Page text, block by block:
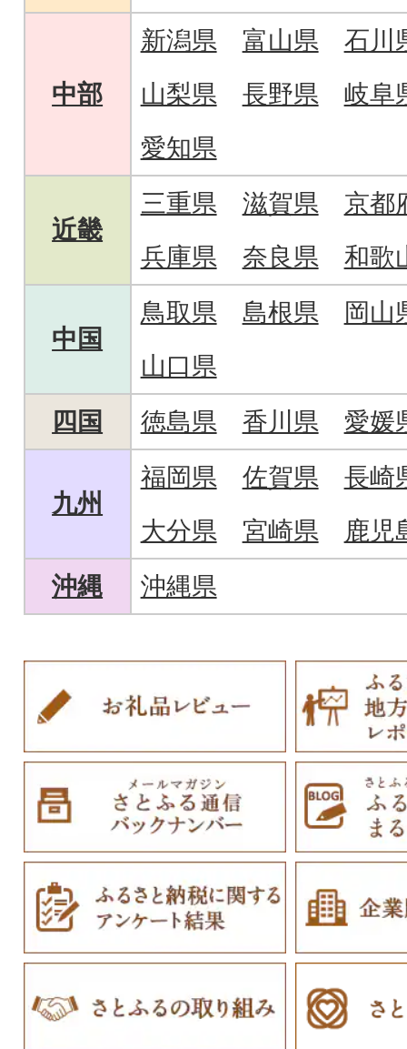
中部
新潟県 富山県
石川
山梨県
長野県
岐阜
愛知県
近畿
三重県 滋賀県
京都
兵庫県
奈良県 和歌
中国
鳥取県 島根県
岡山
山口県
四国
徳島県 香川県 愛媛
九州
福岡県 佐賀県
長崎
大分県
宮崎県
鹿児
沖縄
沖縄県